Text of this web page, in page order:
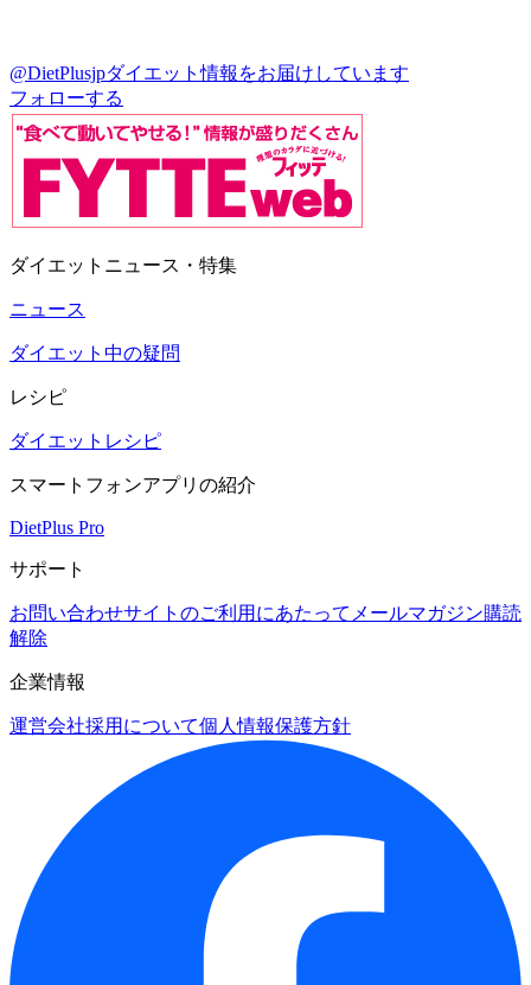
@DietPlusjpダイエット情報をお届けしています
フォローする
ダイエットニュース・特集
ニュース
ダイエット中の疑問
レシピ
ダイエットレシピ
スマートフォンアプリの紹介
DietPlus Pro
サポート
お問い合わせサイトのご利用にあたって メールマガジン購読
解除
企業情報
運営会社採用について個人情報保護方針